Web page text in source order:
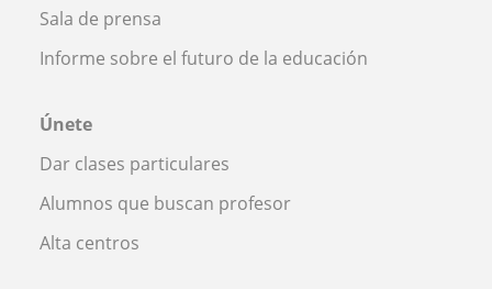
Sala de prensa
Informe sobre el futuro de la educación
Únete
Dar clases particulares
Alumnos que buscan profesor
Alta centros